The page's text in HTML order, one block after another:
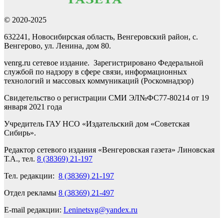
© 2020-2025
632241, Новосибирская область, Венгеровский район, с.
Венгерово, ул. Ленина, дом 80.
venrg.ru сетевое издание. Зарегистрировано Федеральной
службой по надзору в сфере связи, информационных
технологий и массовых коммуникаций (Роскомнадзор)
Свидетельство о регистрации СМИ ЭЛ№ФС77-80214 от 19
января 2021 года
Учредитель ГАУ НСО «Издательский дом «Советская
Сибирь».
Редактор сетевого издания «Венгеровская газета» Линовская
Т.А., тел. 8 (38369) 21-197
Тел. редакции: 8 (38369) 21-197
Отдел рекламы 8 (38369) 21-497
E-mail редакции: Leninetsvg@yandex.ru